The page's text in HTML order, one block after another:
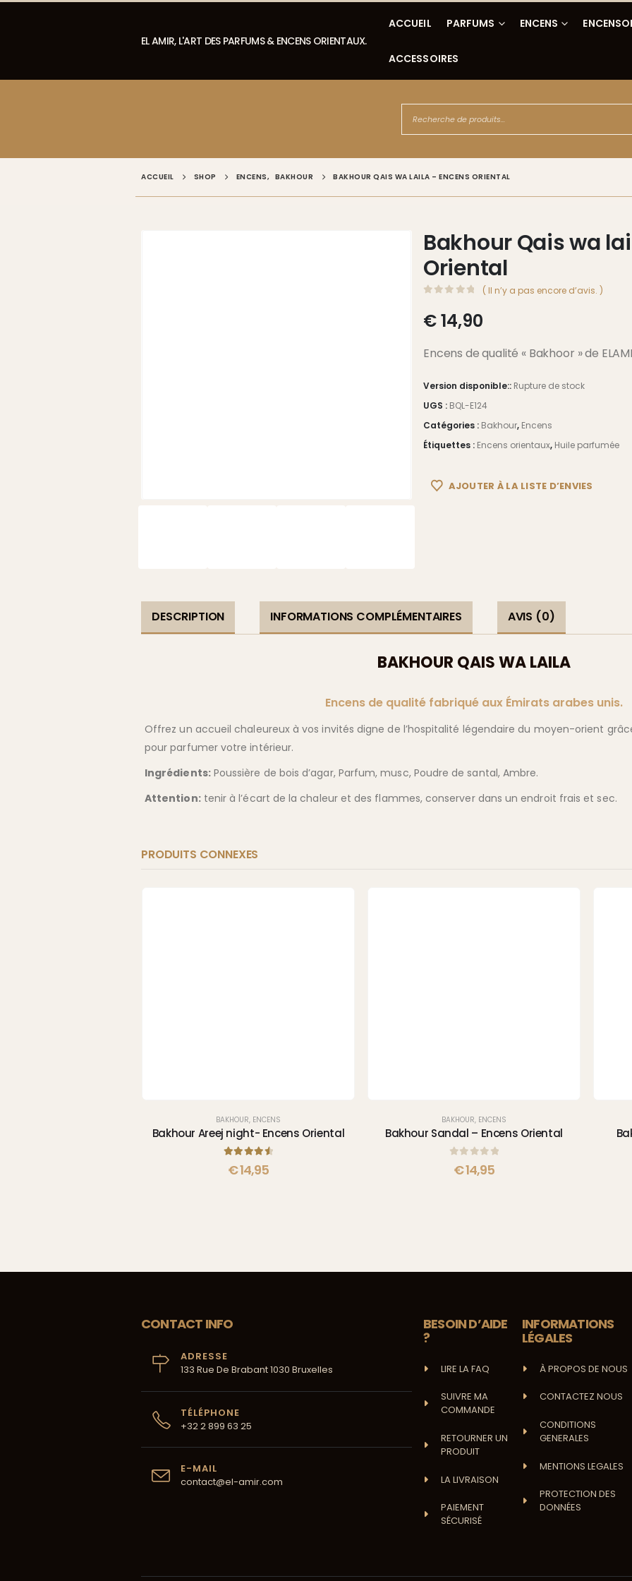
EL AMIR, L'ART DES PARFUMS & ENCENS ORIENTAUX.
ACCUEIL PARFUMS ENCENS
ACCESSOIRES
ACCUEIL SHOP ENCENS, BAKHOUR BAKHOUR QAIS WA LAILA – ENCENS ORIENTAL
Bakhour Qais wa
Oriental
( Il n’y a pas encore d’avis. )
€14,90
Encens de qualité « Bakhoor » de
Version disponible:: Rupture de stock
UGS : BQL-E124
Catégories : Bakhour, Encens
Étiquettes : Encens orientaux, Huile parfumée
AJOUTER À LA LISTE D’ENVIES
DESCRIPTION INFORMATIONS COMPLÉMENTAIRES AVIS (0)
BAKHOUR QAIS WA LAILA
Encens de qualité fabriqué aux Émirats arabes unis.
Offrez un accueil chaleureux à vos invités digne de l’hospitalité légendaire du moyen-orient
pour parfumer votre intérieur.
Ingrédients:Poussière de bois d’agar, Parfum, musc, Poudre de santal, Ambre.
Attention:tenir à l’écart de la chaleur et des flammes, conserver dans un endroit frais et sec.
PRODUITS CONNEXES
BAKHOUR, ENCENS
Bakhour Areej night- Encens Oriental
4.67 sur 5
€14,95
BAKHOUR, ENCENS
Bakhour Sandal – Encens Oriental
sur 5
€14,95
CONTACT INFO
ADRESSE
133 Rue De Brabant 1030 Bruxelles
TÉLÉPHONE
+32 2 899 63 25
E-MAIL
contact@el-amir.com
BESOIN D’AIDE
?
LIRE LA FAQ
SUIVRE MA
COMMANDE
RETOURNER UN
PRODUIT
LA LIVRAISON
PAIEMENT
SÉCURISÉ
INFORMATIONS
LÉGALES
À PROPOS DE NOUS
CONTACTEZ NOUS
CONDITIONS
GENERALES
MENTIONS LEGALES
PROTECTION DES
DONNÉES